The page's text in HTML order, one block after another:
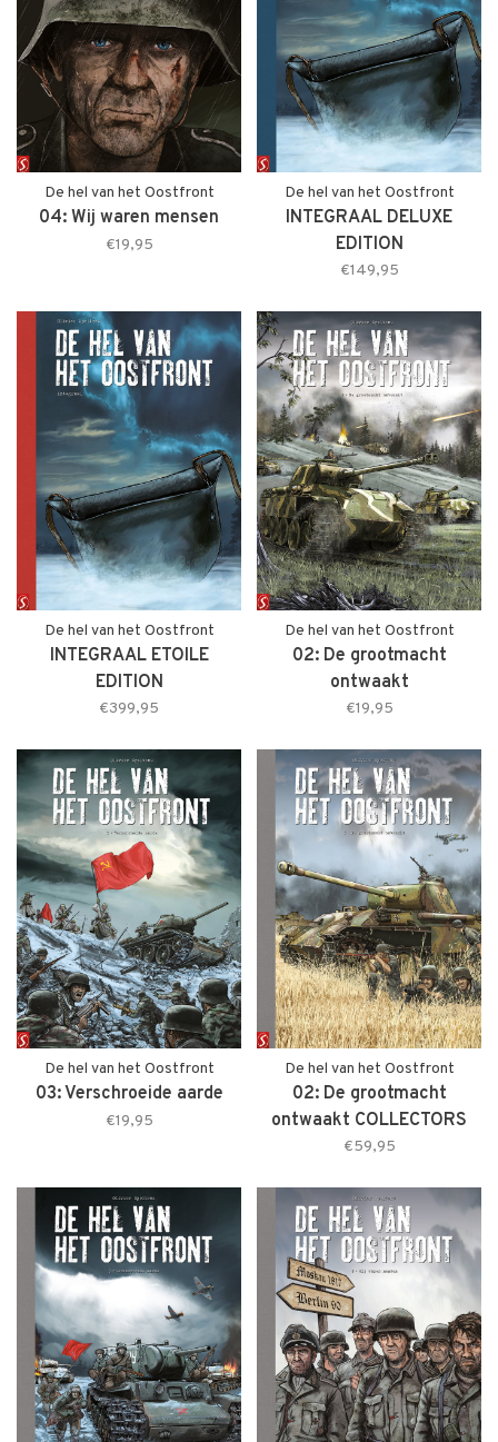
De hel van het Oostfront
04: Wij waren mensen
€19,95
De hel van het Oostfront
INTEGRAAL DELUXE
EDITION
€149,95
De hel van het Oostfront
INTEGRAAL ETOILE
EDITION
€399,95
De hel van het Oostfront
02: De grootmacht
ontwaakt
€19,95
De hel van het Oostfront
03: Verschroeide aarde
€19,95
De hel van het Oostfront
02: De grootmacht
ontwaakt COLLECTORS
EDITION
€59,95